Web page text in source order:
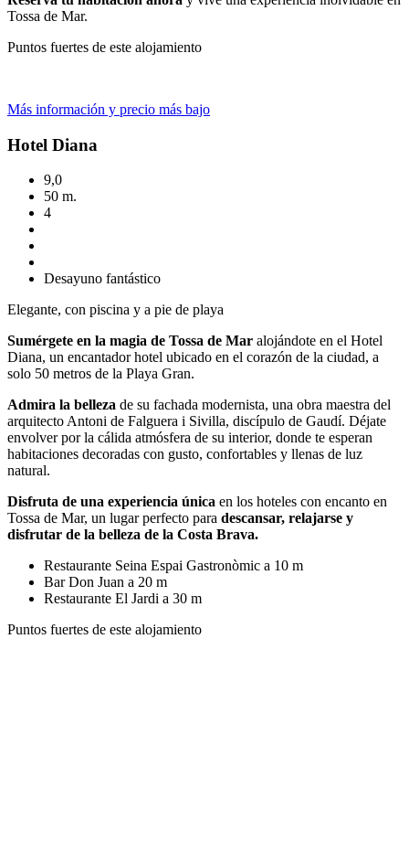
Tossa de Mar.
Puntos fuertes de este alojamiento
Más información y precio más bajo
Hotel Diana
9,0
50 m.
4
Desayuno fantástico
Elegante, con piscina y a pie de playa
Sumérgete en la magia de Tossa de Mar alojándote en el Hotel
Diana, un encantador hotel ubicado en el corazón de la ciudad, a
solo 50 metros de la Playa Gran.
Admira la belleza de su fachada modernista, una obra maestra del
arquitecto Antoni de Falguera i Sivilla, discípulo de Gaudí. Déjate
envolver por la cálida atmósfera de su interior, donde te esperan
habitaciones decoradas con gusto, confortables y llenas de luz
natural.
Disfruta de una experiencia única en los hoteles con encanto en
Tossa de Mar, un lugar perfecto para descansar, relajarse y
disfrutar de la belleza de la Costa Brava.
Restaurante Seina Espai Gastronòmic a 10 m
Bar Don Juan a 20 m
Restaurante El Jardi a 30 m
Puntos fuertes de este alojamiento